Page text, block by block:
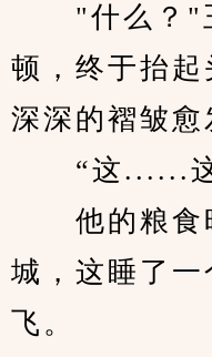
"什么？"王
顿，终于抬起
深深的褶皱愈
“这......这
他的粮食
城，这睡了
飞。